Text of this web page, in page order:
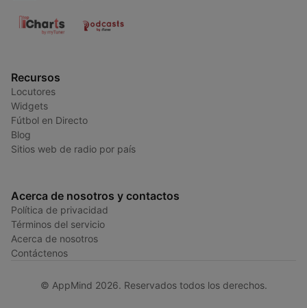
Recursos
Locutores
Widgets
Fútbol en Directo
Blog
Sitios web de radio por país
Acerca de nosotros y contactos
Política de privacidad
Términos del servicio
Acerca de nosotros
Contáctenos
© AppMind 2026. Reservados todos los derechos.